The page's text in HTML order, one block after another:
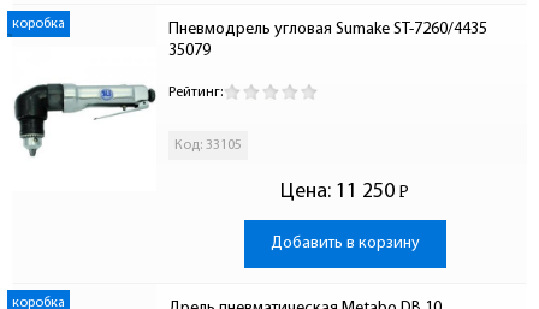
коробка
Пневмодрель угловая Sumake ST-7260/4435
35079
Рейтинг:
Код: 33105
Цена: 11 250 Р
-
Добавить в корзину
коробка